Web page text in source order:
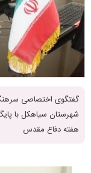
گفتگوی اختصاصی سرهنگ
شهرستان سیاهکل با
هفته دفاع مقدس